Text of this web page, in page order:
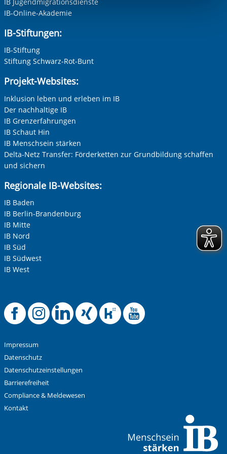
berechtigter Interessen und daher unabhängig von einer
Vorherige Folie anzeigen
Adresse (PLZ, Ort, Strasse)
Ihre Telefonnummer
Betreff ihrer Anfrage
FriendlyCaptcha ⇗
Alle Informationen zum Schutz der Daten sind sind in
Absenden
Sie in unserer Datenschutzerklärung. Ihre Einwilligung
widerrufen:
Zur Aktivierung der Videos Marketing-Cookies hier
Vorherige Folie anzeigen
IB-Online-Akademie
IB-Stiftungen:
IB-Stiftung
Stiftung Schwarz-Rot-Bunt
Projekt-Websites:
Inklusion leben und erleben im IB
Der nachhaltige IB
IB Grenzerfahrungen
IB Schaut Hin
IB Menschsein stärken
Delta-Netz Transfer: Förderketten zur Grundbildung schaffen
und sichern
Regionale IB-Websites:
IB Baden
IB Berlin-Brandenburg
IB Mitte
IB Nord
IB Süd
IB Südwest
IB West
Offizielle
Offizielle
Offizielle
Offizielle
Offizielle
Impressum
Datenschutz
Datenschutzeinstellungen
Barrierefreiheit
Compliance & Meldewesen
Kontakt